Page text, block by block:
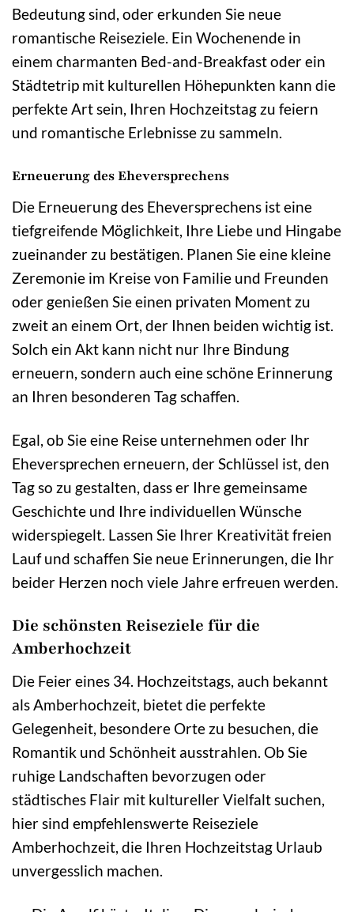
Bedeutung sind, oder erkunden Sie neue
romantische Reiseziele. Ein Wochenende in
einem charmanten Bed-and-Breakfast oder ein
Städtetrip mit kulturellen Höhepunkten kann die
perfekte Art sein, Ihren Hochzeitstag zu feiern
und romantische Erlebnisse zu sammeln.
Erneuerung des Eheversprechens
Die Erneuerung des Eheversprechens ist eine
tiefgreifende Möglichkeit, Ihre Liebe und Hingabe
zueinander zu bestätigen. Planen Sie eine kleine
Zeremonie im Kreise von Familie und Freunden
oder genießen Sie einen privaten Moment zu
zweit an einem Ort, der Ihnen beiden wichtig ist.
Solch ein Akt kann nicht nur Ihre Bindung
erneuern, sondern auch eine schöne Erinnerung
an Ihren besonderen Tag schaffen.
Egal, ob Sie eine Reise unternehmen oder Ihr
Eheversprechen erneuern, der Schlüssel ist, den
Tag so zu gestalten, dass er Ihre gemeinsame
Geschichte und Ihre individuellen Wünsche
widerspiegelt. Lassen Sie Ihrer Kreativität freien
Lauf und schaffen Sie neue Erinnerungen, die Ihr
beider Herzen noch viele Jahre erfreuen werden.
Die schönsten Reiseziele für die
Amberhochzeit
Die Feier eines 34. Hochzeitstags, auch bekannt
als Amberhochzeit, bietet die perfekte
Gelegenheit, besondere Orte zu besuchen, die
Romantik und Schönheit ausstrahlen. Ob Sie
ruhige Landschaften bevorzugen oder
städtisches Flair mit kultureller Vielfalt suchen,
hier sind empfehlenswerte Reiseziele
Amberhochzeit, die Ihren Hochzeitstag Urlaub
unvergesslich machen.